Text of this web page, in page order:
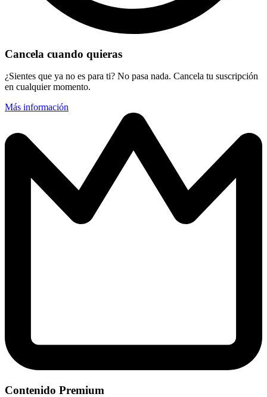
Cancela cuando quieras
¿Sientes que ya no es para ti? No pasa nada. Cancela tu suscripción
en cualquier momento.
Más información
Contenido Premium